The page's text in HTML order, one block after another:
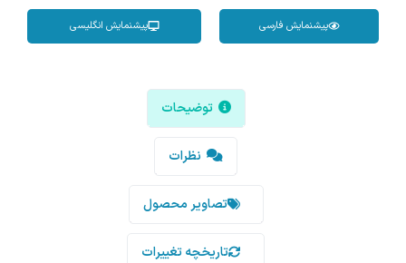
پیشنمایش فارسی پیشنمایش انگلیسی
توضیحات
نظرات
تصاویر محصول
تاریخچه تغییرات